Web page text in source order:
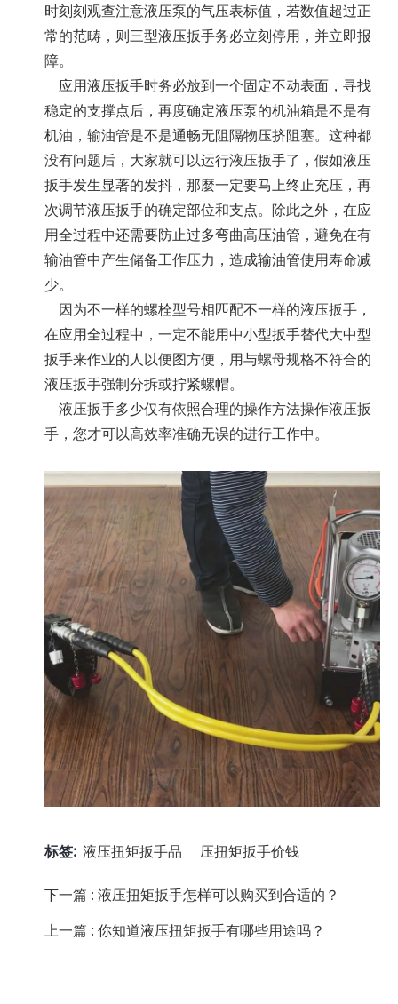
时刻刻观查注意液压泵的气压表标值，若数值超过正
常的范畴，则三型液压扳手务必立刻停用，并立即报
障。
应用液压扳手时务必放到一个固定不动表面，寻找
稳定的支撑点后，再度确定液压泵的机油箱是不是有
机油，输油管是不是通畅无阻隔物压挤阻塞。这种都
没有问题后，大家就可以运行液压扳手了，假如液压
扳手发生显著的发抖，那麼一定要马上终止充压，再
次调节液压扳手的确定部位和支点。除此之外，在应
用全过程中还需要防止过多弯曲高压油管，避免在有
输油管中产生储备工作压力，造成输油管使用寿命减
少。
因为不一样的螺栓型号相匹配不一样的液压扳手，
在应用全过程中，一定不能用中小型扳手替代大中型
扳手来作业的人以便图方便，用与螺母规格不符合的
液压扳手强制分拆或拧紧螺帽。
液压扳手多少仅有依照合理的操作方法操作液压扳
手，您才可以高效率准确无误的进行工作中。
标签: 液压扭矩扳手品 压扭矩扳手价钱
下一篇 : 液压扭矩扳手怎样可以购买到合适的？
上一篇 : 你知道液压扭矩扳手有哪些用途吗？